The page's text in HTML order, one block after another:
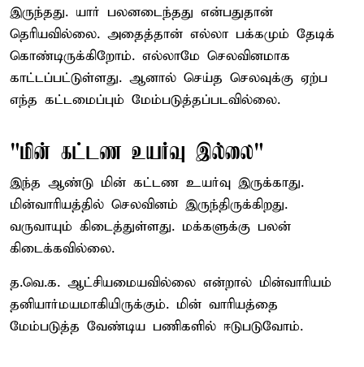
இருந்தது. யார் பலனடைந்தது என்பதுதான்
தெரியவில்லை. அதைத்தான் எல்லா பக்கமும் தேடிக்
கொண்டிருக்கிறோம். எல்லாமே செலவினமாக
காட்டப்பட்டுள்ளது. ஆனால் செய்த செலவுக்கு ஏற்ப
எந்த கட்டமைப்பும் மேம்படுத்தப்படவில்லை.
"மின் கட்டண உயர்வு இல்லை"
இந்த ஆண்டு மின் கட்டண உயர்வு இருக்காது.
மின்வாரியத்தில் செலவினம் இருந்திருக்கிறது.
வருவாயும் கிடைத்துள்ளது. மக்களுக்கு பலன்
கிடைக்கவில்லை.
த.வெ.க. ஆட்சியமையவில்லை என்றால் மின்வாரியம்
தனியார்மயமாகியிருக்கும். மின் வாரியத்தை
மேம்படுத்த வேண்டிய பணிகளில் ஈடுபடுவோம்.